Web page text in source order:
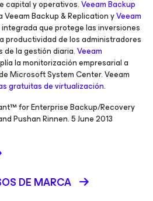
capital y operativos.Veeam Backup
Veeam Backup & Replication yVeeam
que protege las inversiones
productividad de los administradores
de la gestión diaria.Veeam
la monitorización empresarial a
Microsoft System Center. Veeam
gratuitas de virtualización.
for Enterprise Backup/Recovery
Pushan Rinnen. 5 June 2013
DE MARCA